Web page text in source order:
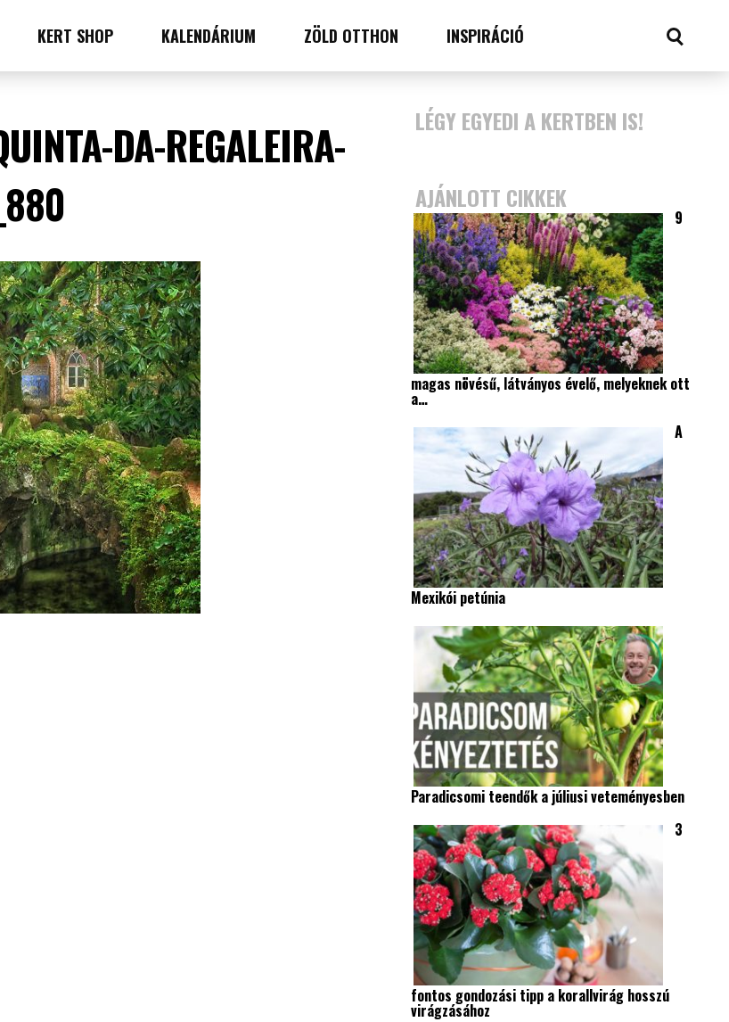
KERT SHOP KALENDÁRIUM ZÖLD OTTHON INSPIRÁCIÓ
DA-REGALEIRA-
LÉGY EGYEDI A KERTBEN IS!
AJÁNLOTT CIKKEK
9
magas növésű, látványos évelő, melyeknek ott
a…
A
Mexikói petúnia
Paradicsomi teendők a júliusi veteményesben
3
fontos gondozási tipp a korallvirág hosszú
virágzásához